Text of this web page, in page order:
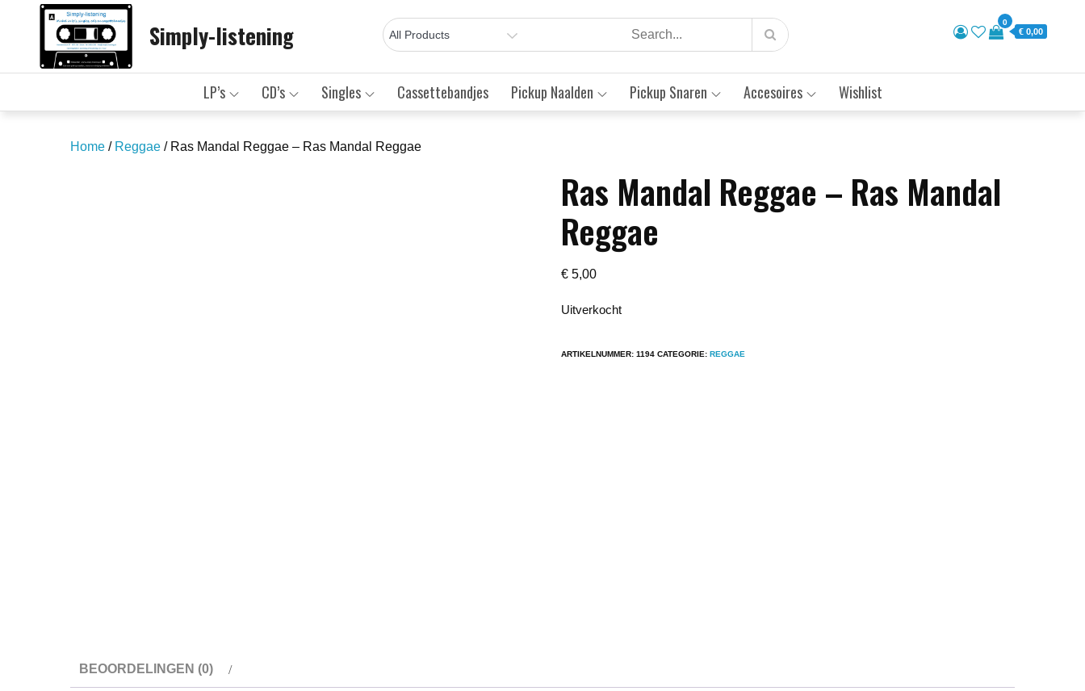
Simply-listening 0
€ 0,00
LP’s CD’s Singles Cassettebandjes Pickup Naalden Pickup Snaren Accesoires Wishlist
Home / Reggae / Ras Mandal Reggae – Ras Mandal Reggae
Ras Mandal Reggae – Ras Mandal
Reggae
€ 5,00
Uitverkocht
ARTIKELNUMMER:1194 CATEGORIE:REGGAE
BEOORDELINGEN (0)